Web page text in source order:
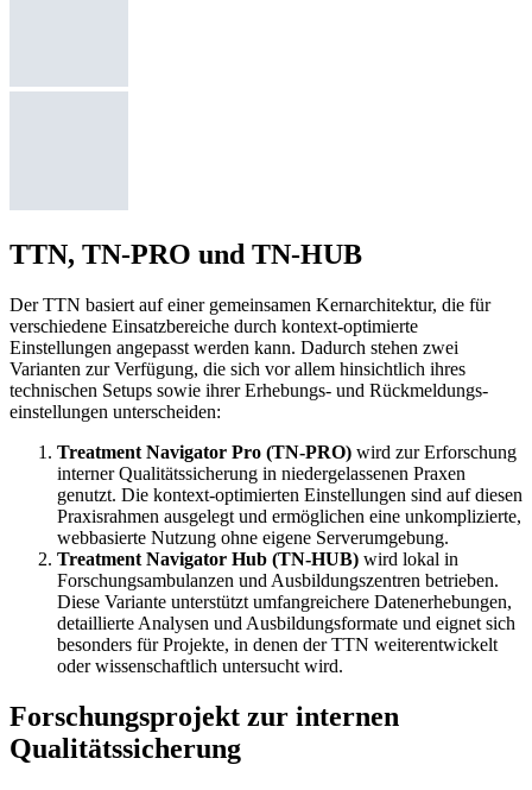
TTN, TN-PRO und TN-HUB
Der TTN basiert auf einer gemeinsamen Kernarchitektur, die für
verschiedene Einsatzbereiche durch kontext-optimierte
Einstellungen angepasst werden kann. Dadurch stehen zwei
Varianten zur Verfügung, die sich vor allem hinsichtlich ihres
technischen Setups sowie ihrer Erhebungs- und Rückmeldungs­
einstellungen unterscheiden:
Treatment Navigator Pro (TN-PRO) wird zur Erforschung
interner Qualitätssicherung in niedergelassenen Praxen
genutzt. Die kontext-optimierten Einstellungen sind auf diesen
Praxisrahmen ausgelegt und ermöglichen eine unkomplizierte,
webbasierte Nutzung ohne eigene Serverumgebung.
Treatment Navigator Hub (TN-HUB) wird lokal in
Forschungsambulanzen und Ausbildungszentren betrieben.
Diese Variante unterstützt umfangreichere Datenerhebungen,
detaillierte Analysen und Ausbildungsformate und eignet sich
besonders für Projekte, in denen der TTN weiterentwickelt
oder wissenschaftlich untersucht wird.
Forschungsprojekt zur internen
Qualitätssicherung